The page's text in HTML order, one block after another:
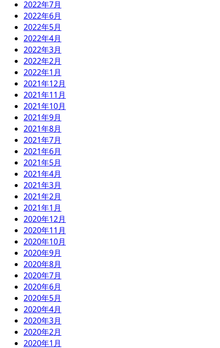
2022年7月
2022年6月
2022年5月
2022年4月
2022年3月
2022年2月
2022年1月
2021年12月
2021年11月
2021年10月
2021年9月
2021年8月
2021年7月
2021年6月
2021年5月
2021年4月
2021年3月
2021年2月
2021年1月
2020年12月
2020年11月
2020年10月
2020年9月
2020年8月
2020年7月
2020年6月
2020年5月
2020年4月
2020年3月
2020年2月
2020年1月